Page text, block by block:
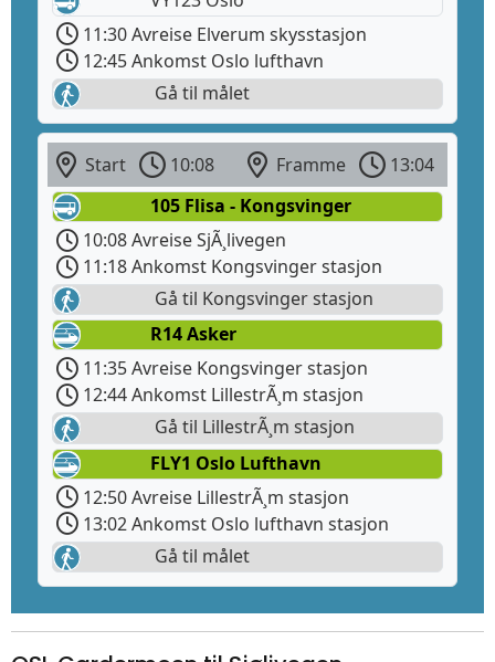
11:30 Avreise Elverum skysstasjon
12:45 Ankomst Oslo lufthavn
Gå til målet
Start 10:08 Framme
13:04
105 Flisa - Kongsvinger
10:08 Avreise SjÃ¸livegen
11:18 Ankomst Kongsvinger stasjon
Gå til Kongsvinger stasjon
R14 Asker
11:35 Avreise Kongsvinger stasjon
12:44 Ankomst LillestrÃ¸m stasjon
Gå til LillestrÃ¸m stasjon
FLY1 Oslo Lufthavn
12:50 Avreise LillestrÃ¸m stasjon
13:02 Ankomst Oslo lufthavn stasjon
Gå til målet